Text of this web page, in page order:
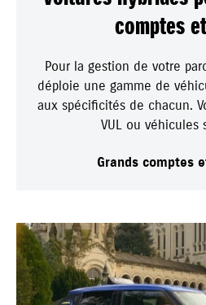
comptes
Pour la gestion de votre
déploie une gamme de
aux spécificités de chacun.
VUL ou véhicules
Grands comptes